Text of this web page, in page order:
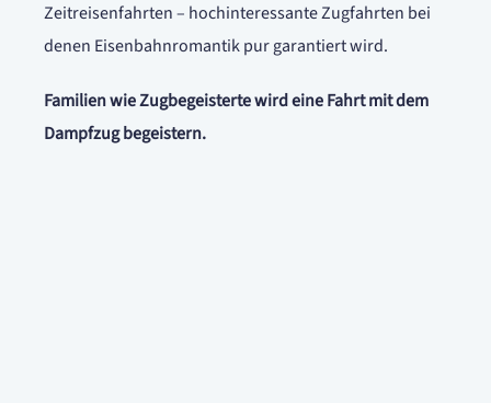
Zeitreisenfahrten – hochinteressante Zugfahrten bei
denen Eisenbahnromantik pur garantiert wird.
Familien wie Zugbegeisterte wird eine Fahrt mit dem
Dampfzug begeistern.